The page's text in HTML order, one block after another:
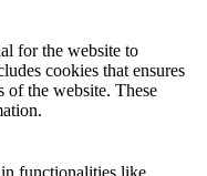
for the website to
cookies that ensures
of the website. These